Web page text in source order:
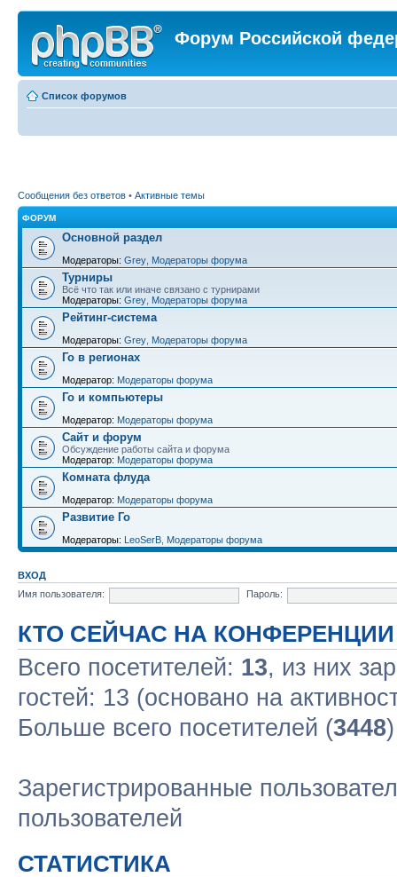
Форум Российской
Список форумов
Сообщения без ответов • Активные темы
ФОРУМ
Основной раздел
Модераторы: Grey Модераторы форума
Турниры
Всё что так или иначе связано с турнирами
Модераторы: Grey Модераторы форума
Рейтинг-система
Модераторы: Grey Модераторы форума
Го в регионах
Модератор: Модераторы форума
Го и компьютеры
Модератор: Модераторы форума
Сайт и форум
Обсуждение работы сайта и форума
Модератор: Модераторы форума
Комната флуда
Модератор: Модераторы форума
Развитие Го
Модераторы: LeoSerB Модераторы форума
ВХОД
Имя пользователя:
Пароль:
КТО СЕЙЧАС НА КОНФЕРЕНЦИИ
Всего посетителей: 13, из них
гостей: 13 (основано на
Больше всего посетителей (3448
Зарегистрированные
пользователей
СТАТИСТИКА